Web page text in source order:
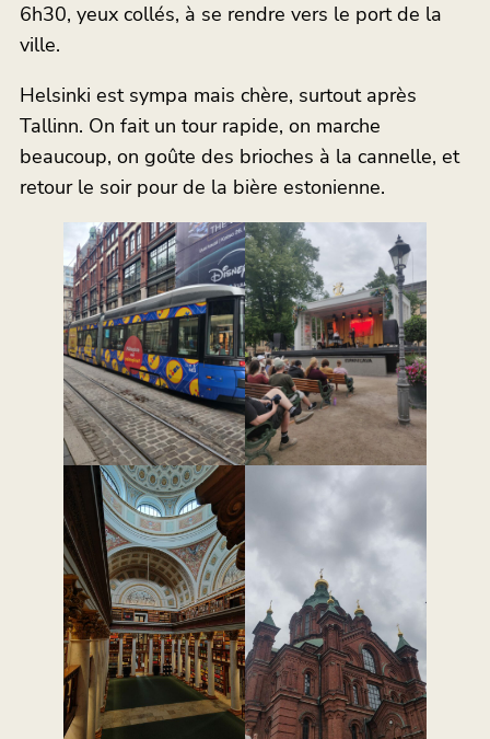
6h30, yeux collés, à se rendre vers le port de la
ville.
Helsinki est sympa mais chère, surtout après
Tallinn. On fait un tour rapide, on marche
beaucoup, on goûte des brioches à la cannelle, et
retour le soir pour de la bière estonienne.